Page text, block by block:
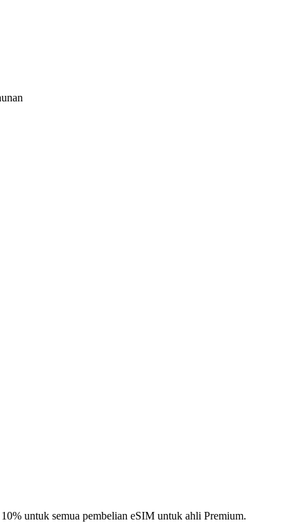
untuk semua pembelian eSIM untuk ahli Premium.